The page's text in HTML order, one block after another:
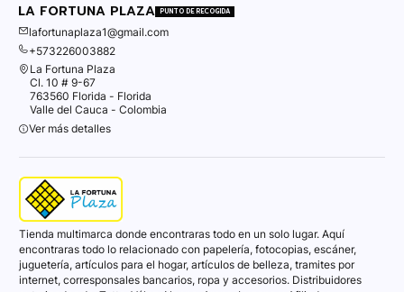
LA FORTUNA PLAZA PUNTO DE RECOGIDA
lafortunaplaza1@gmail.com
+573226003882
La Fortuna Plaza
Cl. 10 # 9-67
763560 Florida - Florida
Valle del Cauca - Colombia
Ver más detalles
Tienda multimarca donde encontraras todo en un solo lugar. Aquí
encontraras todo lo relacionado con papelería, fotocopias, escáner,
juguetería, artículos para el hogar, artículos de belleza, tramites por
internet, corresponsales bancarios, ropa y accesorios. Distribuidores